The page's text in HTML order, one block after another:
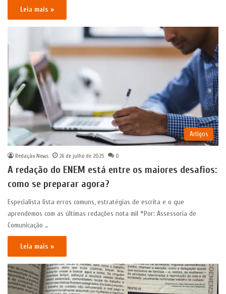
Leia mais »
Artigos
Redação News 26 de julho de 2025 0
A redação do ENEM está entre os maiores desafios:
como se preparar agora?
Especialista lista erros comuns, estratégias de escrita e o que
aprendemos com as últimas redações nota mil *Por: Assessoria de
Comunicação …
Leia mais »